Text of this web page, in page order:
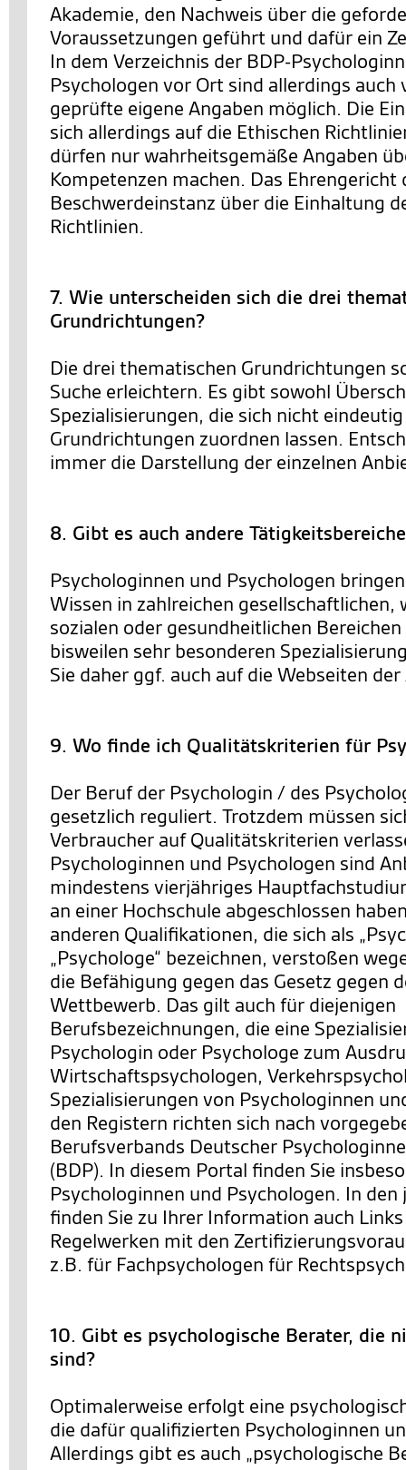
Akademie, den Nachweis über die
Voraussetzungen geführt und dafür ein
In dem Verzeichnis der BDP-
Psychologen vor Ort sind allerdings auch
geprüfte eigene Angaben möglich. Die
sich allerdings auf die Ethischen
dürfen nur wahrheitsgemäße Angaben
Kompetenzen machen. Das Ehrengericht
Beschwerdeinstanz über die Einhaltung
Richtlinien.
7. Wie unterscheiden sich die drei
Grundrichtungen?
Die drei thematischen Grundrichtungen
Suche erleichtern. Es gibt sowohl
Spezialisierungen, die sich nicht
Grundrichtungen zuordnen lassen.
immer die Darstellung der einzelnen
8. Gibt es auch andere
Psychologinnen und Psychologen
Wissen in zahlreichen
sozialen oder gesundheitlichen
bisweilen sehr besonderen
Sie daher ggf. auch auf die Webseiten
9. Wo finde ich Qualitätskriterien für
Der Beruf der Psychologin / des
gesetzlich reguliert. Trotzdem müssen
Verbraucher auf Qualitätskriterien
Psychologinnen und Psychologen sind
mindestens vierjähriges
an einer Hochschule abgeschlossen
anderen Qualifikationen, die sich als
„Psychologe“ bezeichnen, verstoßen
die Befähigung gegen das Gesetz gegen
Wettbewerb. Das gilt auch für diejenigen
Berufsbezeichnungen, die eine
Psychologin oder Psychologe zum
Wirtschaftspsychologen,
Spezialisierungen von Psychologinnen
den Registern richten sich nach
Berufsverbands Deutscher
(BDP). In diesem Portal finden Sie
Psychologinnen und Psychologen. In
finden Sie zu Ihrer Information auch
Regelwerken mit den
z.B. für Fachpsychologen für
10. Gibt es psychologische Berater, die
sind?
Optimalerweise erfolgt eine
die dafür qualifizierten Psychologinnen
Allerdings gibt es auch „psychologische